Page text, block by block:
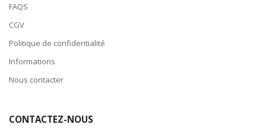
FAQS
CGV
Politique de confidentialité
Informations
Nous contacter
CONTACTEZ-NOUS